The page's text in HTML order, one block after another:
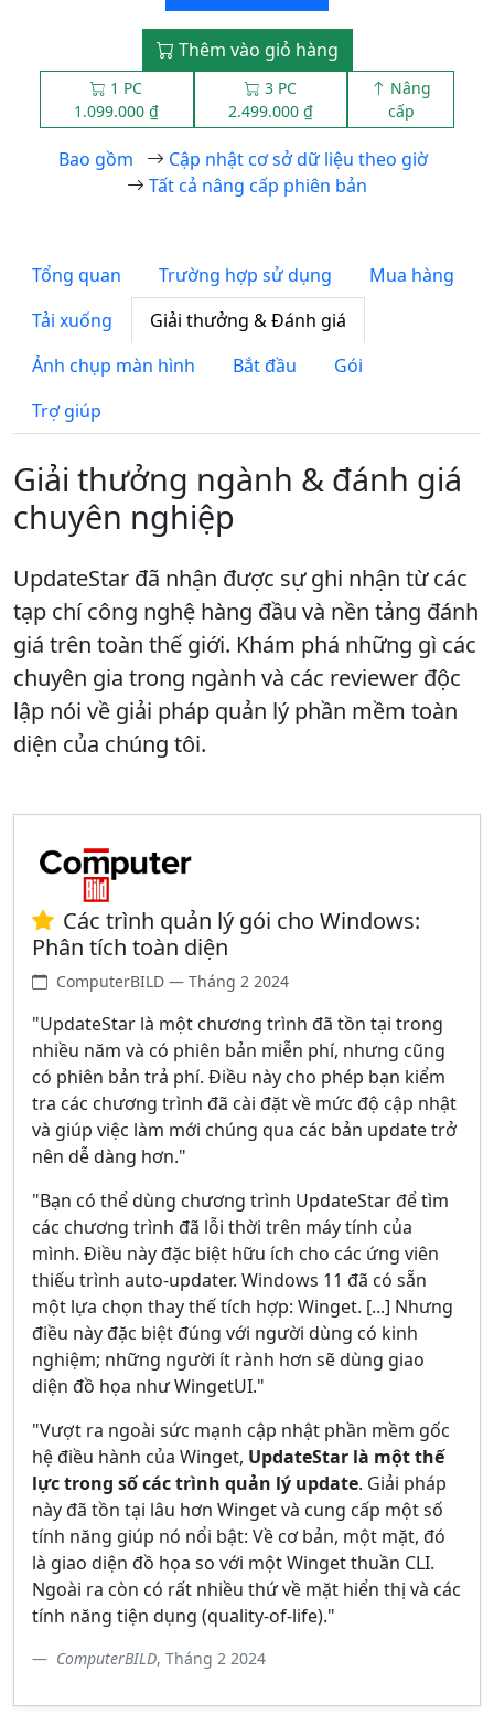
Thêm vào giỏ hàng
1 PC
1.099.000 ₫
3 PC
2.499.000 ₫
Nâng
cấp
Bao gồm
Cập nhật cơ sở dữ liệu theo giờ
Tất cả nâng cấp phiên bản
Tổng quan Trường hợp sử dụng
Mua hàng
Tải xuống
Giải thưởng & Đánh giá
Ảnh chụp màn hình
Bắt đầu
Gói
Trợ giúp
Giải thưởng ngành & đánh giá
chuyên nghiệp
UpdateStar đã nhận được sự ghi nhận từ các
tạp chí công nghệ hàng đầu và nền tảng đánh
giá trên toàn thế giới. Khám phá những gì các
chuyên gia trong ngành và các reviewer độc
lập nói về giải pháp quản lý phần mềm toàn
diện của chúng tôi.
Các trình quản lý gói cho Windows:
Phân tích toàn diện
ComputerBILD — Tháng 2 2024
"UpdateStar là một chương trình đã tồn tại trong
nhiều năm và có phiên bản miễn phí, nhưng cũng
có phiên bản trả phí. Điều này cho phép bạn kiểm
tra các chương trình đã cài đặt về mức độ cập nhật
và giúp việc làm mới chúng qua các bản update trở
nên dễ dàng hơn."
"Bạn có thể dùng chương trình UpdateStar để tìm
các chương trình đã lỗi thời trên máy tính của
mình. Điều này đặc biệt hữu ích cho các ứng viên
thiếu trình auto-updater. Windows 11 đã có sẵn
một lựa chọn thay thế tích hợp: Winget. [...] Nhưng
điều này đặc biệt đúng với người dùng có kinh
nghiệm; những người ít rành hơn sẽ dùng giao
diện đồ họa như WingetUI."
"Vượt ra ngoài sức mạnh cập nhật phần mềm gốc
hệ điều hành của Winget, UpdateStar là một thế
lực trong số các trình quản lý update. Giải pháp
này đã tồn tại lâu hơn Winget và cung cấp một số
tính năng giúp nó nổi bật: Về cơ bản, một mặt, đó
là giao diện đồ họa so với một Winget thuần CLI.
Ngoài ra còn có rất nhiều thứ về mặt hiển thị và các
tính năng tiện dụng (quality-of-life)."
ComputerBILD, Tháng 2 2024